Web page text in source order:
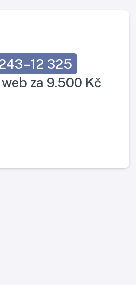
325
za 9.500 Kč